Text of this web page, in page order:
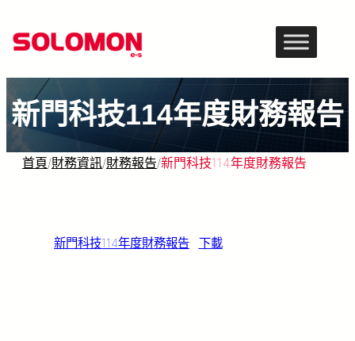
至
要
內
容
新門科技114年度財務報告
首頁/財務資訊/財務報告/新門科技114年度財務報告
新門科技114年度財務報告 下載